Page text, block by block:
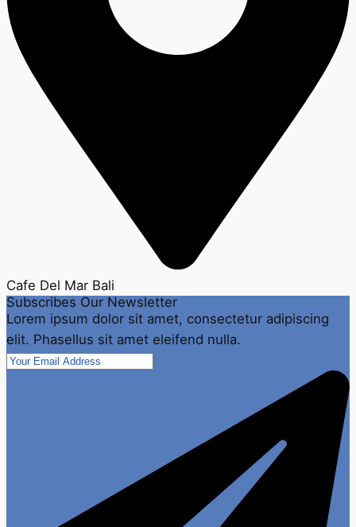
Cafe Del Mar Bali
Subscribes Our Newsletter
Lorem ipsum dolor sit amet, consectetur adipiscing
elit. Phasellus sit amet eleifend nulla.